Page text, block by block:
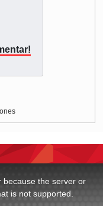
because the server or
is not supported.